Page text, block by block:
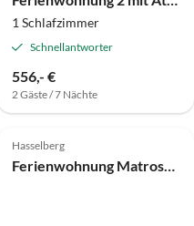
1 Schlafzimmer
Schnellantworter
556,- €
2 Gäste / 7 Nächte
Hasselberg